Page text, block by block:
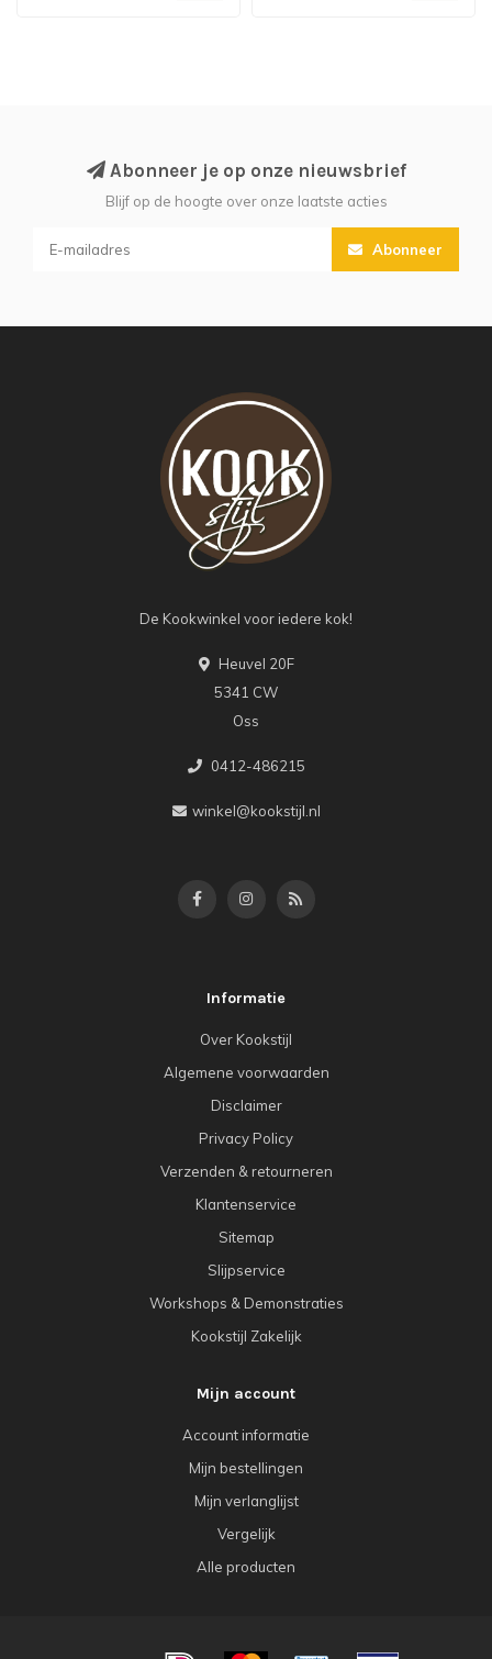
Abonneer je op onze nieuwsbrief
Blijf op de hoogte over onze laatste acties
Abonneer
De Kookwinkel voor iedere kok!
Heuvel 20F
5341 CW
Oss
0412-486215
winkel@kookstijl.nl
Informatie
Over Kookstijl
Algemene voorwaarden
Disclaimer
Privacy Policy
Verzenden & retourneren
Klantenservice
Sitemap
Slijpservice
Workshops & Demonstraties
Kookstijl Zakelijk
Mijn account
Account informatie
Mijn bestellingen
Mijn verlanglijst
Vergelijk
Alle producten